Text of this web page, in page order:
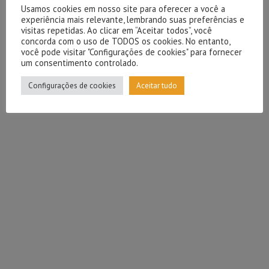
Usamos cookies em nosso site para oferecer a você a
experiência mais relevante, lembrando suas preferências e
visitas repetidas. Ao clicar em “Aceitar todos”, você
concorda com o uso de TODOS os cookies. No entanto,
você pode visitar "Configurações de cookies" para fornecer
um consentimento controlado.
Configurações de cookies Aceitar tudo